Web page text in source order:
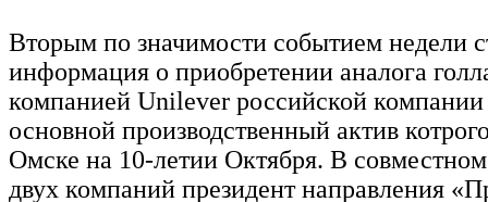
Вторым по значимости событием недели
информация о приобретении аналога
компанией Unilever российской
основной производственный актив
Омске на 10-летии Октября. В
двух компаний президент направления